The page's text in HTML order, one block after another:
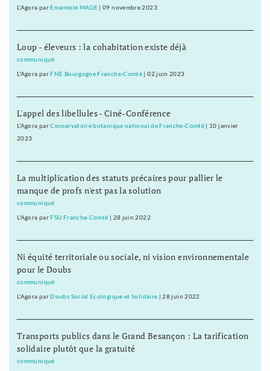
L'Agora parEnsemble MAGE |09 novembre 2023
Loup - éleveurs : la cohabitation existe déjà
communiqué
L'Agora parFNE Bourgogne Franche-Comté |02 juin 2023
L'appel des libellules - Ciné-Conférence
L'Agora parConservatoire botanique national de Franche-Comté| 10 janvier
2023
La multiplication des statuts précaires pour pallier le
manque de profs n'est pas la solution
communiqué
L'Agora parFSU Franche-Comté | 28 juin 2022
Ni équité territoriale ou sociale, ni vision environnementale
pour le Doubs
communiqué
L'Agora parDoubs Social Ecologique et Solidaire |28 juin 2022
Transports publics dans le Grand Besançon : La tarification
solidaire plutôt que la gratuité
communiqué